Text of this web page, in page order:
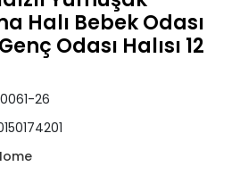
Halı Bebek Odası
Odası Halısı 12
26